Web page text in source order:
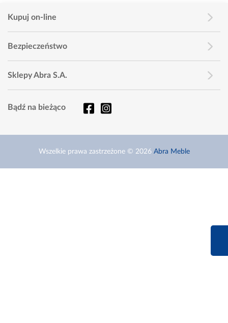
Kupuj on-line
Bezpieczeństwo
Sklepy Abra S.A.
Bądź na bieżąco
Wszelkie prawa zastrzeżone © 2026 Abra Meble